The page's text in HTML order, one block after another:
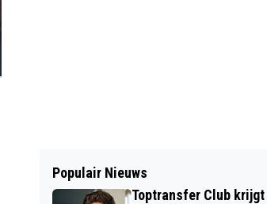
Populair Nieuws
Toptransfer Club